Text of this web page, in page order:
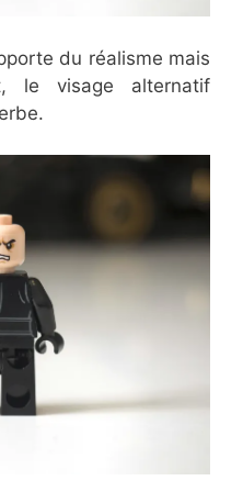
du réalisme mais
le visage alternatif